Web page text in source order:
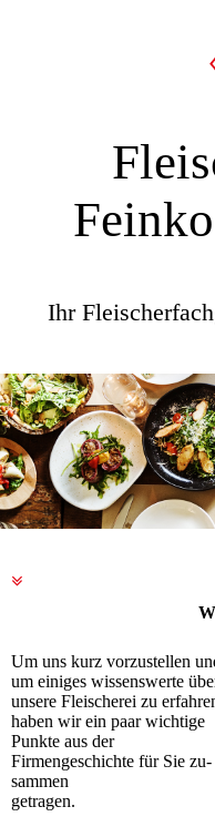
Ihr
Um uns kurz vorzustellen
um einiges wissenswerte
unsere Fleischerei zu
haben wir ein paar wichtige
Punk­te aus der
Firmengeschichte für Sie zu­
sam­men
getragen.